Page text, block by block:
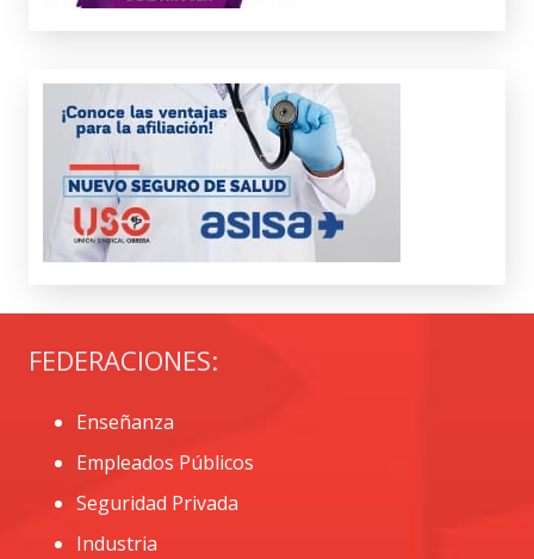
FEDERACIONES:
Enseñanza
Empleados Públicos
Seguridad Privada
Industria